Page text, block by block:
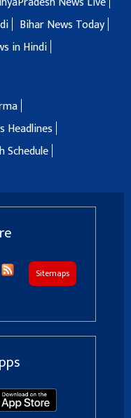
Bihar News Today
in Hindi
Headlines
Schedule
Sitemaps